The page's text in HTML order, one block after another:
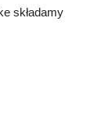
składamy